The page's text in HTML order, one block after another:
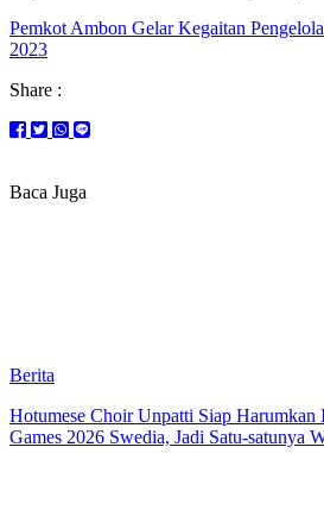
Pemkot Ambon Gelar Kegaitan
2023
Share :
Baca Juga
Berita
Hotumese Choir Unpatti Siap
Games 2026 Swedia, Jadi Satu-satunya